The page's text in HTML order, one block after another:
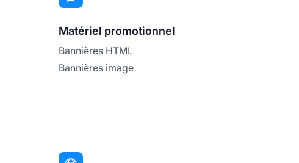
Matériel promotionnel
Bannières HTML
Bannières image